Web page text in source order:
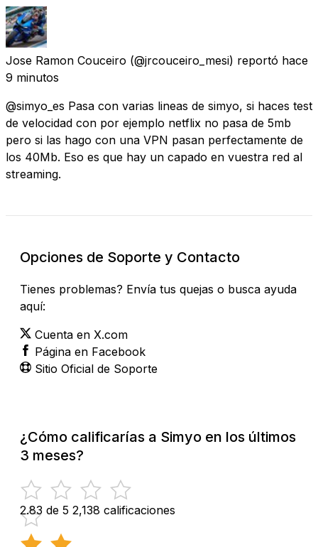
Jose Ramon Couceiro (@jrcouceiro_mesi) reportó hace
9 minutos
@simyo_es Pasa con varias lineas de simyo, si haces test
de velocidad con por ejemplo netflix no pasa de 5mb
pero si las hago con una VPN pasan perfectamente de
los 40Mb. Eso es que hay un capado en vuestra red al
streaming.
Opciones de Soporte y Contacto
Tienes problemas? Envía tus quejas o busca ayuda
aquí:
Cuenta en X.com
Página en Facebook
Sitio Oficial de Soporte
¿Cómo calificarías a Simyo en los últimos
3 meses?
2.83 de 5 2,138 calificaciones